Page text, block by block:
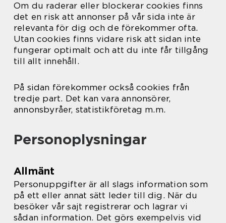
Om du raderar eller blockerar cookies finns
det en risk att annonser på vår sida inte är
relevanta för dig och de förekommer ofta.
Utan cookies finns vidare risk att sidan inte
fungerar optimalt och att du inte får tillgång
till allt innehåll.
På sidan förekommer också cookies från
tredje part. Det kan vara annonsörer,
annonsbyråer, statistikföretag m.m.
Personoplysningar
Allmänt
Personuppgifter är all slags information som
på ett eller annat sätt leder till dig. När du
besöker vår sajt registrerar och lagrar vi
sådan information. Det görs exempelvis vid